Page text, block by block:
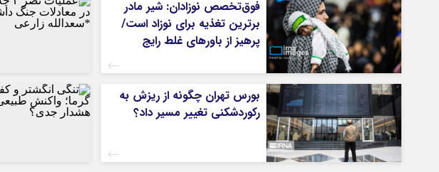
فوق‌تخصص نوزادان: شیر مادر
برترین تغذیه برای نوزاد است/
پرهیز از باورهای غلط رایج
بورس تهران چگونه از ریزش به
رکوردشکنی تغییر مسیر داد؟